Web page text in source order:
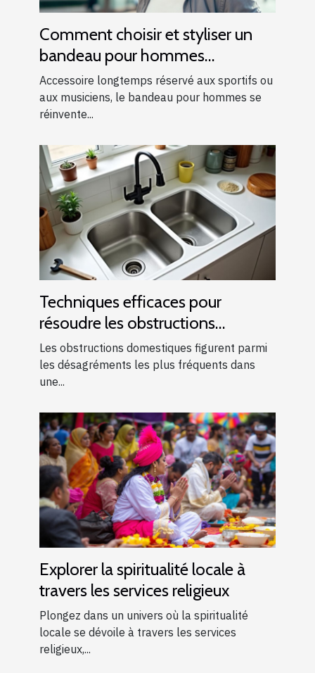
Comment choisir et styliser un
bandeau pour hommes
modernes ?
Accessoire longtemps réservé aux sportifs ou
aux musiciens, le bandeau pour hommes se
réinvente...
Techniques efficaces pour
résoudre les obstructions
domestiques courantes
Les obstructions domestiques figurent parmi
les désagréments les plus fréquents dans
une...
Explorer la spiritualité locale à
travers les services religieux
Plongez dans un univers où la spiritualité
locale se dévoile à travers les services
religieux,...